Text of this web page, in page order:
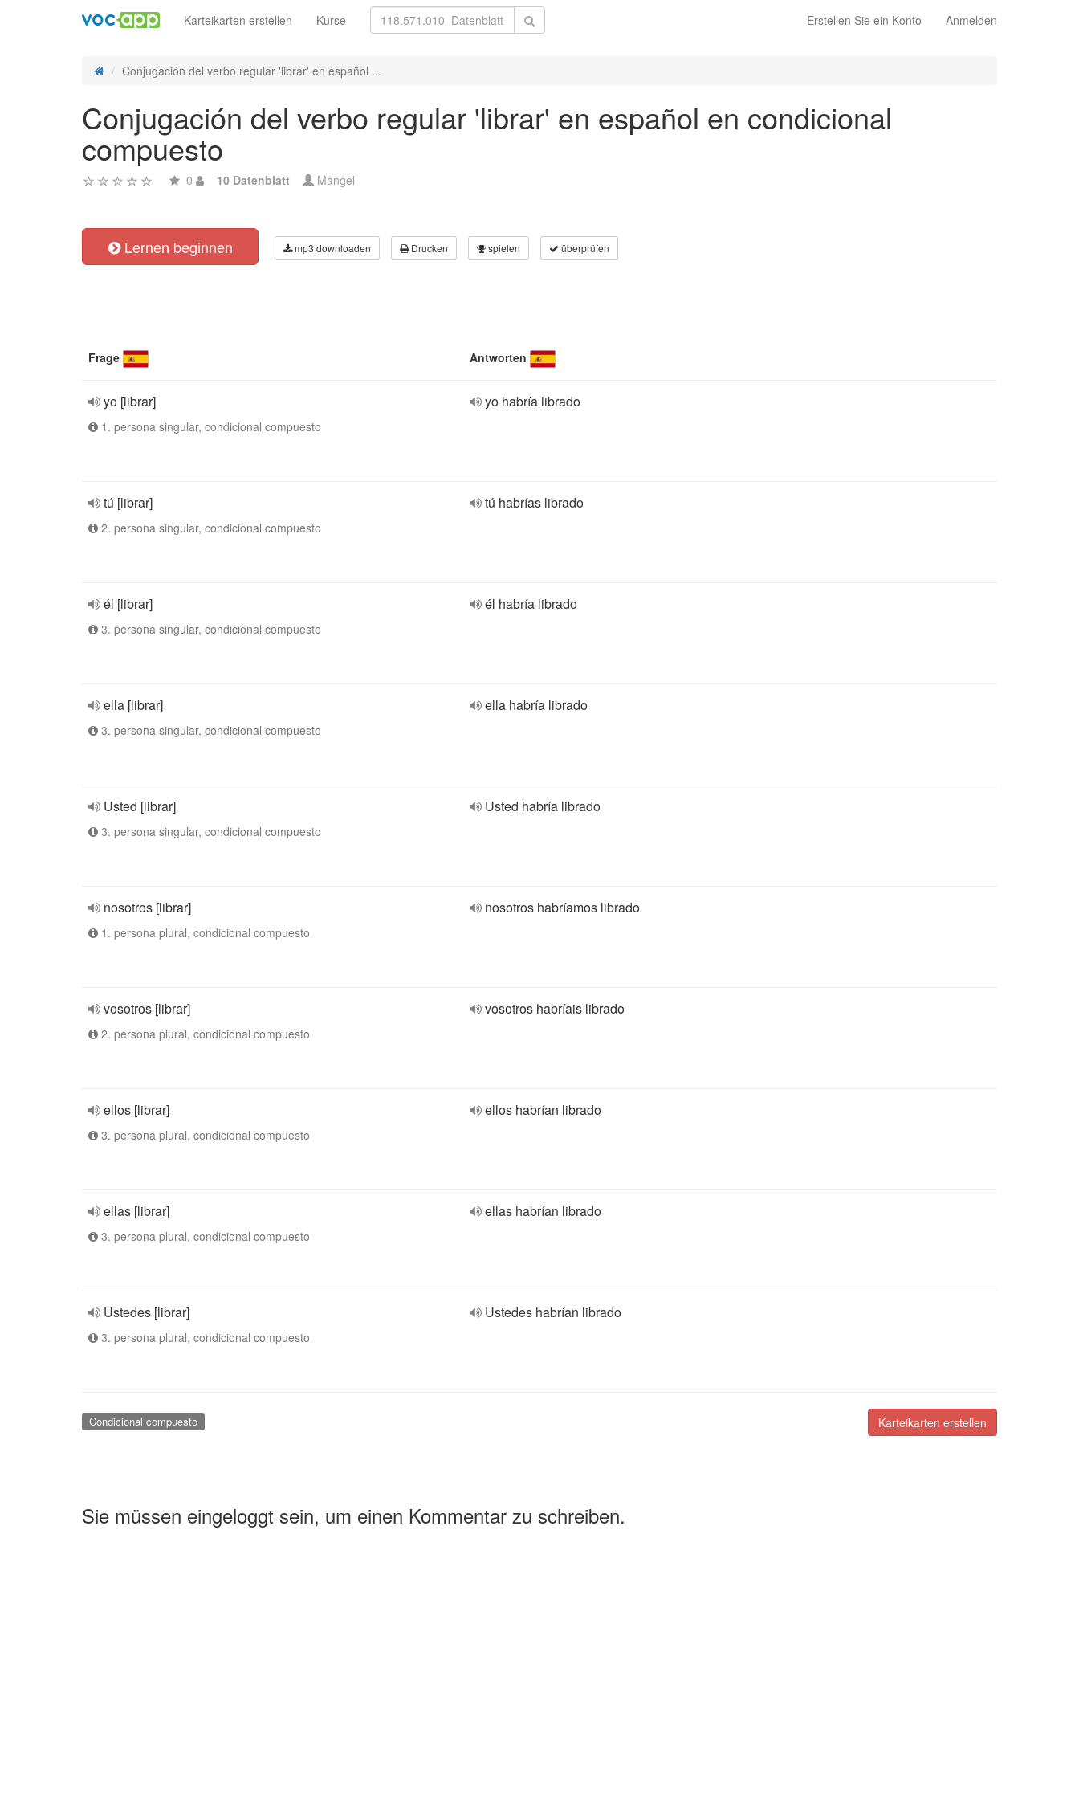
Erstellen Sie ein Konto Anmelden
Karteikarten erstellen Kurse
Conjugación del verbo regular 'librar' en español ...
Conjugación del verbo regular 'librar' en español en condicional
compuesto
0 10 Datenblatt Mangel
Lernen beginnen mp3 downloaden Drucken spielen überprüfen
Frage Antworten
yo [librar]
1. persona singular, condicional compuesto
yo habría librado
tú [librar]
2. persona singular, condicional compuesto
tú habrías librado
él [librar]
3. persona singular, condicional compuesto
él habría librado
ella [librar]
3. persona singular, condicional compuesto
ella habría librado
Usted [librar]
3. persona singular, condicional compuesto
Usted habría librado
nosotros [librar]
1. persona plural, condicional compuesto
nosotros habríamos librado
vosotros [librar]
2. persona plural, condicional compuesto
vosotros habríais librado
ellos [librar]
3. persona plural, condicional compuesto
ellos habrían librado
ellas [librar]
3. persona plural, condicional compuesto
ellas habrían librado
Ustedes [librar]
3. persona plural, condicional compuesto
Ustedes habrían librado
Karteikarten erstellen
Condicional compuesto
Sie müssen eingeloggt sein, um einen Kommentar zu schreiben.